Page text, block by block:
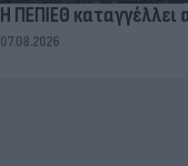
Η ΠΕΠΙΕΘ
07.08.2026